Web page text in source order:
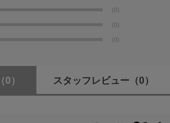
(0)
(0)
(0)
（0） スタッフレビュー （0）